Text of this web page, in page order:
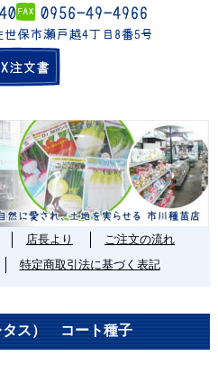
店長より
ご注文の流れ
特定商取引法に基づく表記
ス） コート種子